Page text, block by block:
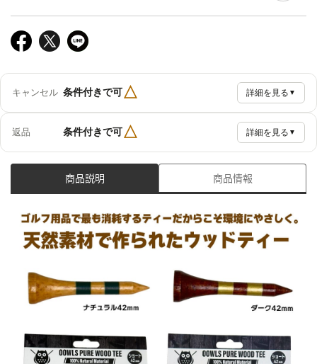
キャンセル 条件付きで可△ 詳細を見る ▼
返品 条件付きで可△ 詳細を見る ▼
商品説明 商品情報